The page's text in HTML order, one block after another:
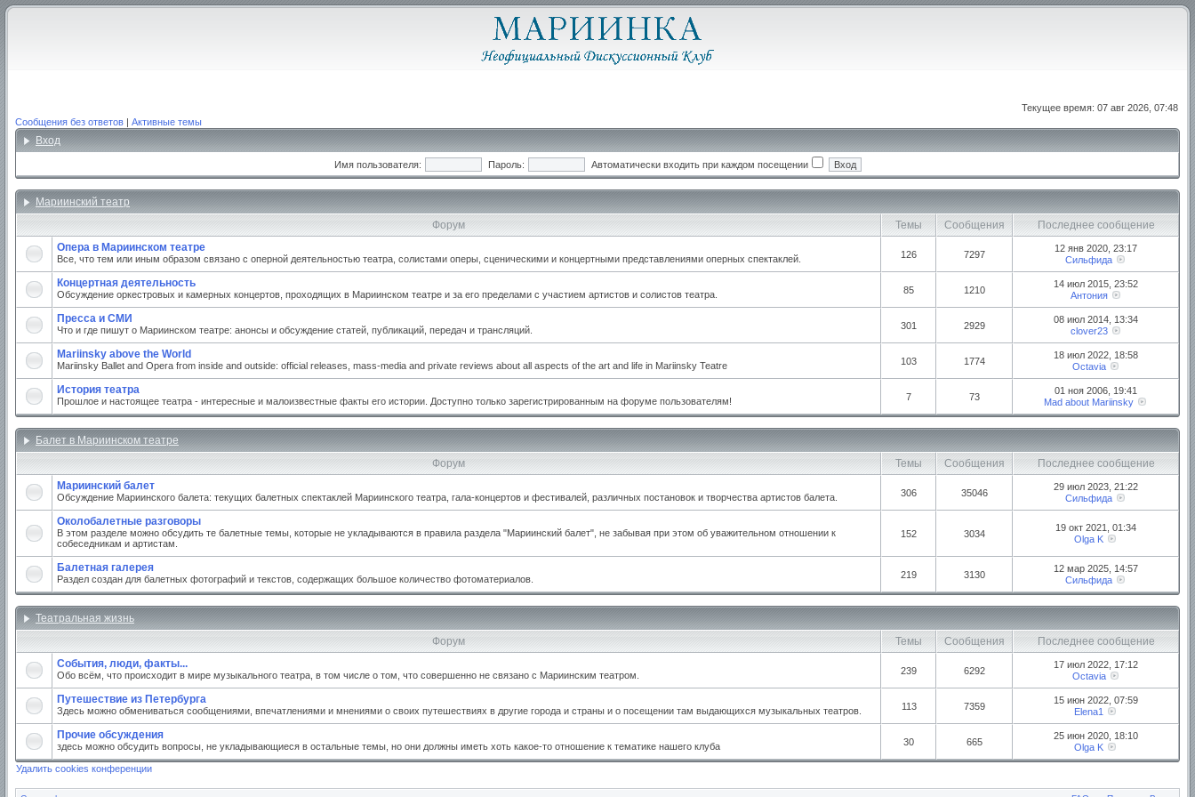
Текущее время: 07 авг 2026, 07:48
Сообщения без ответов | Активные темы
Вход
Имя пользователя: Пароль: Автоматически входить при каждом посещении
Мариинский театр
Форум
Темы Сообщения
Последнее сообщение
Опера в Мариинском театре
Все, что тем или иным образом связано с оперной деятельностью театра, солистами оперы, сценическими и концертными представлениями оперных спектаклей. 126 7297
12 янв 2020, 23:17
Сильфида
Концертная деятельность
Обсуждение оркестровых и камерных концертов, проходящих в Мариинском театре и за его пределами с участием артистов и солистов театра. 85 1210
14 июл 2015, 23:52
Антония
Пресса и СМИ
Что и где пишут о Мариинском театре: анонсы и обсуждение статей, публикаций, передач и трансляций. 301 2929
08 июл 2014, 13:34
clover23
Mariinsky above the World
Mariinsky Ballet and Opera from inside and outside: official releases, mass-media and private reviews about all aspects of the art and life in Mariinsky Teatre 103 1774
18 июл 2022, 18:58
Octavia
История театра
Прошлое и настоящее театра - интересные и малоизвестные факты его истории. Доступно только зарегистрированным на форуме пользователям! 7 73
01 ноя 2006, 19:41
Mad about Mariinsky
Балет в Мариинском театре
Форум
Темы Сообщения
Последнее сообщение
Мариинский балет
Обсуждение Мариинского балета: текущих балетных спектаклей Мариинского театра, гала-концертов и фестивалей, различных постановок и творчества артистов балета. 306 35046
29 июл 2023, 21:22
Сильфида
Околобалетные разговоры
В этом разделе можно обсудить те балетные темы, которые не укладываются в правила раздела "Мариинский балет", не забывая при этом об уважительном отношении к
собеседникам и артистам.
152 3034
19 окт 2021, 01:34
Olga K
Балетная галерея
Раздел создан для балетных фотографий и текстов, содержащих большое количество фотоматериалов. 219 3130
12 мар 2025, 14:57
Сильфида
Театральная жизнь
Форум
Темы Сообщения
Последнее сообщение
События, люди, факты...
Обо всём, что происходит в мире музыкального театра, в том числе о том, что совершенно не связано с Мариинским театром. 239 6292
17 июл 2022, 17:12
Octavia
Путешествие из Петербурга
Здесь можно обмениваться сообщениями, впечатлениями и мнениями о своих путешествиях в другие города и страны и о посещении там выдающихся музыкальных театров. 113 7359
15 июн 2022, 07:59
Elena1
Прочие обсуждения
здесь можно обсудить вопросы, не укладывающиеся в остальные темы, но они должны иметь хоть какое-то отношение к тематике нашего клуба 30 665
25 июн 2020, 18:10
Olga K
Удалить cookies конференции